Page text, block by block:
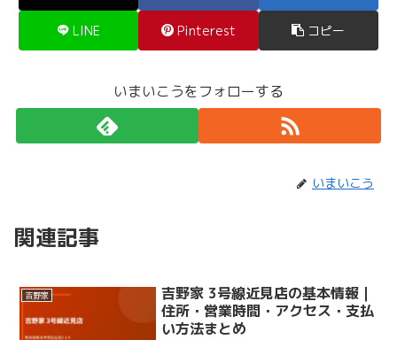
LINE Pinterest コピー
いまいこうをフォローする
いまいこう
関連記事
吉野家
吉野家 3号線近見店の基本情報｜
住所・営業時間・アクセス・支払
い方法まとめ